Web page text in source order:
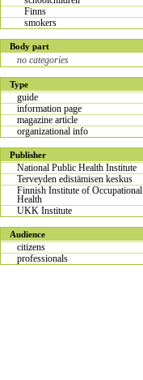
Finns
smokers
Body part
no categories
Type
guide
information page
magazine article
organizational info
Publisher
National Public Health Institute
Terveyden edistämisen keskus
Finnish Institute of Occupational
Health
UKK Institute
Audience
citizens
professionals